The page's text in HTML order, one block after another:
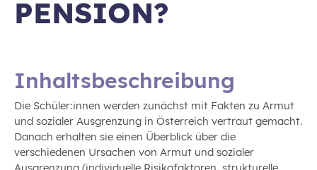
PENSION?
Inhaltsbeschreibung
Die Schüler:innen werden zunächst mit Fakten zu Armut
und sozialer Ausgrenzung in Österreich vertraut gemacht.
Danach erhalten sie einen Überblick über die
verschiedenen Ursachen von Armut und sozialer